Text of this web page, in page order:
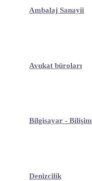
Ambalaj Sanayii
Avukat büroları
Bilgisayar - Bilişim
Denizcilik